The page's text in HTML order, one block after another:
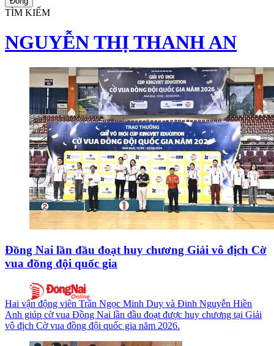
TÌM KIẾM
NGUYỄN THỊ THANH AN
Đồng Nai lần đầu đoạt huy chương Giải vô địch Cờ
vua đồng đội quốc gia
Hai vận động viên Trần Ngọc Minh Duy và Đinh Nguyễn Hiền
Anh giúp cờ vua Đồng Nai lần đầu đoạt được huy chương tại Giải
vô địch Cờ vua đồng đội quốc gia năm 2026.